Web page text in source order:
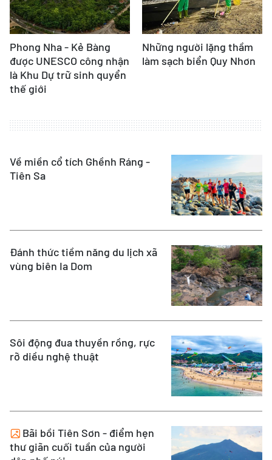
Phong Nha - Kẻ Bàng
được UNESCO công nhận
là Khu Dự trữ sinh quyển
thế giới
Những người lặng thầm
làm sạch biển Quy Nhơn
Về miền cổ tích Ghềnh Ráng -
Tiên Sa
Đánh thức tiềm năng du lịch xã
vùng biên Ia Dom
Sôi động đua thuyền rồng, rực
rỡ diều nghệ thuật
Bãi bồi Tiên Sơn - điểm hẹn
thư giãn cuối tuần của người